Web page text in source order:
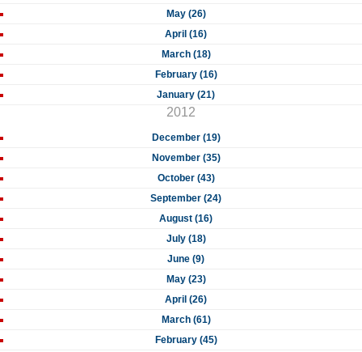
May (26)
April (16)
March (18)
February (16)
January (21)
2012
December (19)
November (35)
October (43)
September (24)
August (16)
July (18)
June (9)
May (23)
April (26)
March (61)
February (45)